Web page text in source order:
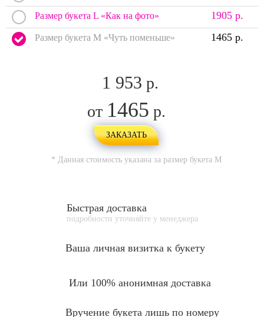
Размер букета L «Как на фото» 1905 р.
Размер букета M «Чуть поменьше» 1465 р.
1 953 р.
от 1465 р.
ЗАКАЗАТЬ
* Данная стоимость указана за размер букета M
Быстрая доставка
подробности уточняйте у менеджера
Ваша личная визитка к букету
Или 100% анонимная доставка
Вручение букета лишь по номеру